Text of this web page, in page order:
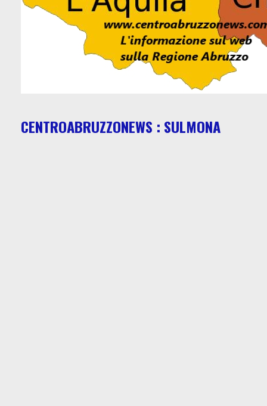
CENTROABRUZZONEWS : SULMONA